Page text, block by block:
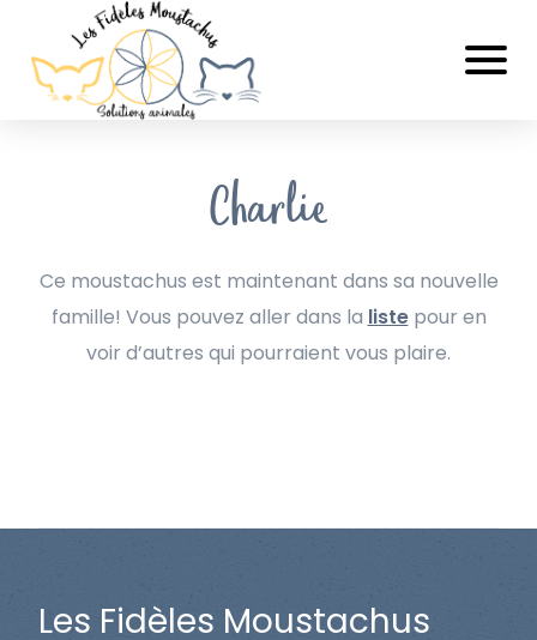
Charlie
Ce moustachus est maintenant dans sa nouvelle
famille! Vous pouvez aller dans la listepour en
voir d’autres qui pourraient vous plaire.
Les Fidèles Moustachus